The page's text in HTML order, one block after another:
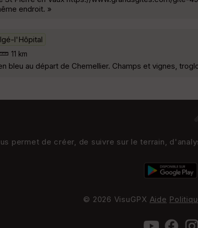
endroit. »
l'Hôpital
11 km
bleu au départ de Chemellier. Champs et vignes,
permet de créer, de suivre sur le terrain,
© 2026 VisuGPX Aide